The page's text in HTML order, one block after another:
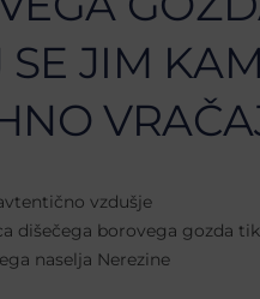
JIM
vzdušje
dišečega borovega gozda
naselja Nerezine